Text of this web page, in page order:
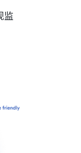
监